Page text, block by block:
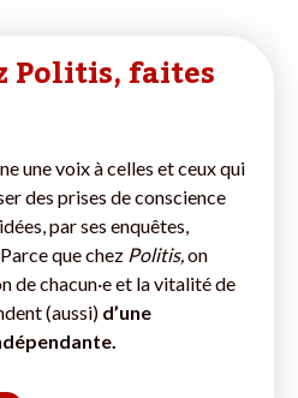
Politis, faites
une voix à celles et ceux qui
des prises de conscience
par ses enquêtes,
que chez Politis, on
de chacun·e et la vitalité de
(aussi) d’une